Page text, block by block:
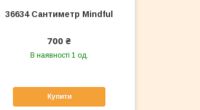
36634 Сантиметр Mindful
700 ₴
В наявності 1 од.
Купити